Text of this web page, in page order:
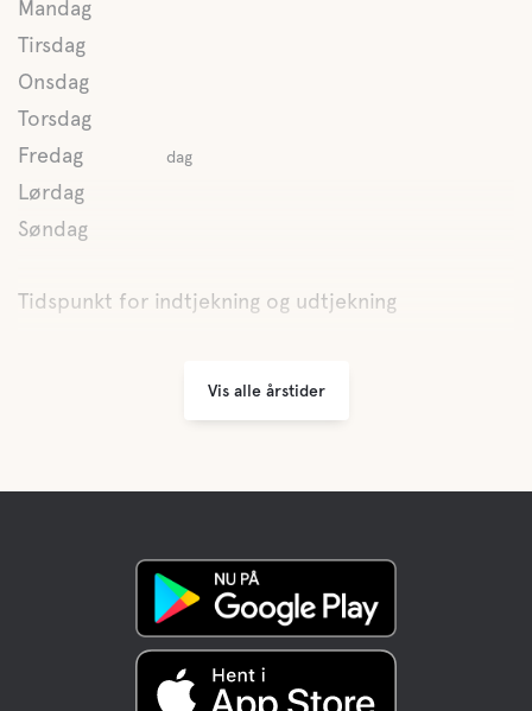
Mandag
Tirsdag
Onsdag
Torsdag
Fredag
dag
Lørdag
Søndag
Tidspunkt for indtjekning og udtjekning
Vis alle årstider